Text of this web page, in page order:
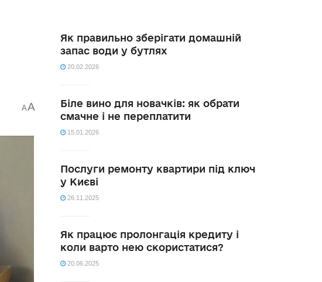
AA
Як правильно зберігати домашній
запас води у бутлях
20.02.2026
Біле вино для новачків: як обрати
смачне і не переплатити
15.01.2026
Послуги ремонту квартири під ключ
у Києві
26.11.2025
Як працює пролонгація кредиту і
коли варто нею скористатися?
20.06.2025